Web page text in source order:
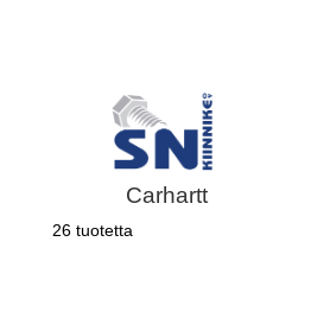
Carhartt
26 tuotetta